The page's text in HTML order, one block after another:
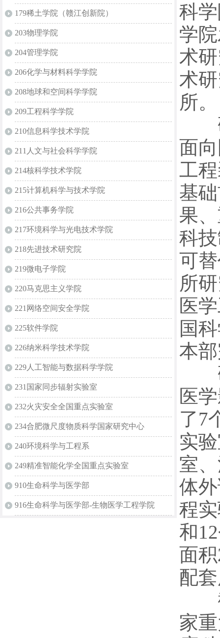
179稀土学院（赣江创新院）
203物理学院
204管理学院
206化学与材料科学学院
208地球和空间科学学院
209工程科学学院
210信息科学技术学院
211人文与社会科学学院
214核科学技术学院
215计算机科学与技术学院
216公共事务学院
217环境科学与光电技术学院
218先进技术研究院
219微电子学院
220马克思主义学院
221网络空间安全学院
225软件学院
226纳米科学技术学院
229人工智能与数据科学学院
231国家同步辐射实验室
232火灾安全全国重点实验室
234合肥微尺度物质科学国家研究中心
240环境科学与工程系
249精准智能化学全国重点实验室
910生命科学与医学部
916生命科学与医学部-生物医学工程学院
科
学
术
术
所。
研
面
工
基
果
科
可
所
医
国
本
研
医
了7
实
室
体
程
和
面
配
截
家